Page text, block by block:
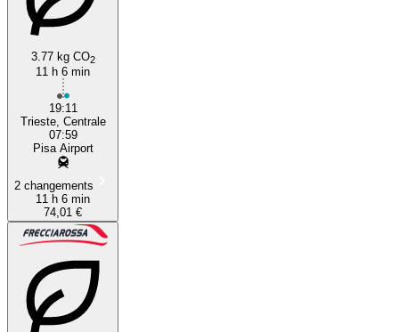
3.77 kg CO2
11 h 6 min
19:11
Trieste, Centrale
07:59
Pisa Airport
2 changements
11 h 6 min
74,01 €